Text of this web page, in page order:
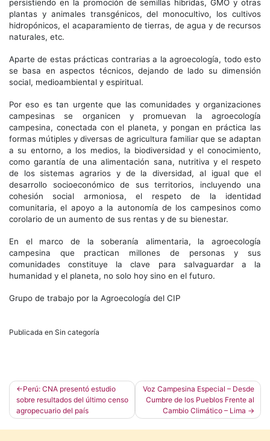
persistiendo en la promoción de semillas híbridas, GMO y otras
plantas y animales transgénicos, del monocultivo, los cultivos
hidropónicos, el acaparamiento de tierras, de agua y de recursos
naturales, etc.
Aparte de estas prácticas contrarias a la agroecología, todo esto
se basa en aspectos técnicos, dejando de lado su dimensión
social, medioambiental y espiritual.
Por eso es tan urgente que las comunidades y organizaciones
campesinas se organicen y promuevan la agroecología
campesina, conectada con el planeta, y pongan en práctica las
formas mútiples y diversas de agricultura familiar que se adaptan
a su entorno, a los medios, la biodiversidad y el conocimiento,
como garantía de una alimentación sana, nutritiva y el respeto
de los sistemas agrarios y de la diversidad, al igual que el
desarrollo socioeconómico de sus territorios, incluyendo una
cohesión social armoniosa, el respeto de la identidad
comunitaria, el apoyo a la autonomía de los campesinos como
corolario de un aumento de sus rentas y de su bienestar.
En el marco de la soberanía alimentaria, la agroecología
campesina que practican millones de personas y sus
comunidades constituye la clave para salvaguardar a la
humanidad y el planeta, no solo hoy sino en el futuro.
Grupo de trabajo por la Agroecología del CIP
Publicada en Sin categoría
Navegación
de
entradas
Perú: CNA presentó estudio
sobre resultados del último censo
agropecuario del país
Voz Campesina Especial – Desde
Cumbre de los Pueblos Frente al
Cambio Climático – Lima